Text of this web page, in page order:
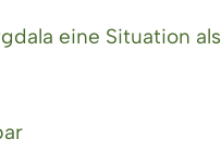
eine Situation